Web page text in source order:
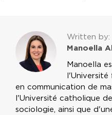
Written by:
Manoella
Manoella
l'Université
en communication de
l'Université catholique
sociologie, ainsi que